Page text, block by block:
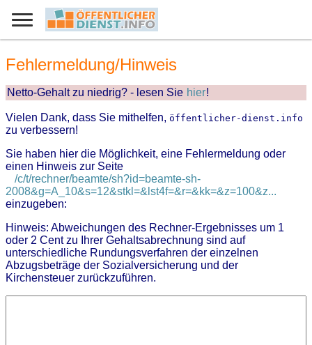
Fehlermeldung/Hinweis
Netto-Gehalt zu niedrig? - lesen Sie hier!
Vielen Dank, dass Sie mithelfen, öffentlicher-dienst.info
zu verbessern!
Sie haben hier die Möglichkeit, eine Fehlermeldung oder
einen Hinweis zur Seite
/c/t/rechner/beamte/sh?id=beamte-sh-
2008&g=A_10&s=12&stkl=&lst4f=&r=&kk=&z=100&z...
einzugeben:
Hinweis: Abweichungen des Rechner-Ergebnisses um 1
oder 2 Cent zu Ihrer Gehaltsabrechnung sind auf
unterschiedliche Rundungsverfahren der einzelnen
Abzugsbeträge der Sozialversicherung und der
Kirchensteuer zurückzuführen.